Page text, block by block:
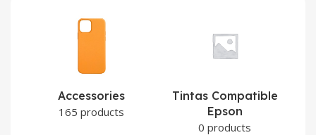
Accessories
165 products
Tintas Compatible
Epson
0 products